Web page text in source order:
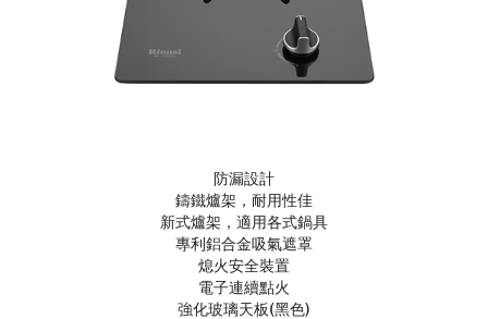
防漏設計
鑄鐵爐架，耐用性佳
新式爐架，適用各式鍋具
專利鋁合金吸氣遮罩
熄火安全裝置
電子連續點火
強化玻璃天板(黑色)